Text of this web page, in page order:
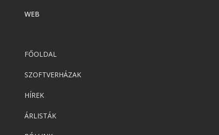
WEB
FŐOLDAL
SZOFTVERHÁZAK
HÍREK
ÁRLISTÁK